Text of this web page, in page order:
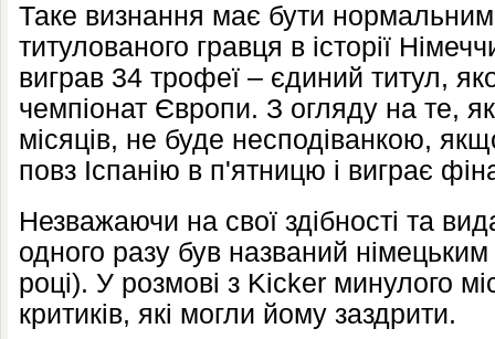
Таке визнання має бути
титулованого гравця в історії
виграв 34 трофеї – єдиний титул,
чемпіонат Європи. З огляду на те,
місяців, не буде несподіванкою,
повз Іспанію в п'ятницю і виграє
Незважаючи на свої здібності та
одного разу був названий
році). У розмові з Kicker минулого
критиків, які могли йому заздрити.